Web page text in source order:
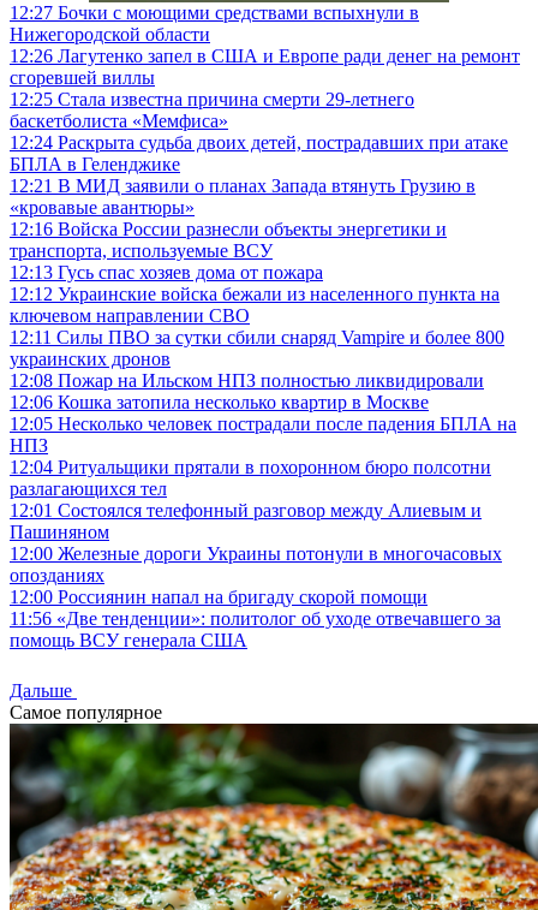
12:27 Бочки с моющими средствами вспыхнули в
Нижегородской области
12:26 Лагутенко запел в США и Европе ради денег на ремонт
сгоревшей виллы
12:25 Стала известна причина смерти 29-летнего
баскетболиста «Мемфиса»
12:24 Раскрыта судьба двоих детей, пострадавших при атаке
БПЛА в Геленджике
12:21 В МИД заявили о планах Запада втянуть Грузию в
«кровавые авантюры»
12:16 Войска России разнесли объекты энергетики и
транспорта, используемые ВСУ
12:13 Гусь спас хозяев дома от пожара
12:12 Украинские войска бежали из населенного пункта на
ключевом направлении СВО
12:11 Силы ПВО за сутки сбили снаряд Vampire и более 800
украинских дронов
12:08 Пожар на Ильском НПЗ полностью ликвидировали
12:06 Кошка затопила несколько квартир в Москве
12:05 Несколько человек пострадали после падения БПЛА на
НПЗ
12:04 Ритуальщики прятали в похоронном бюро полсотни
разлагающихся тел
12:01 Состоялся телефонный разговор между Алиевым и
Пашиняном
12:00 Железные дороги Украины потонули в многочасовых
опозданиях
12:00 Россиянин напал на бригаду скорой помощи
11:56 «Две тенденции»: политолог об уходе отвечавшего за
помощь ВСУ генерала США
Дальше
Самое популярное